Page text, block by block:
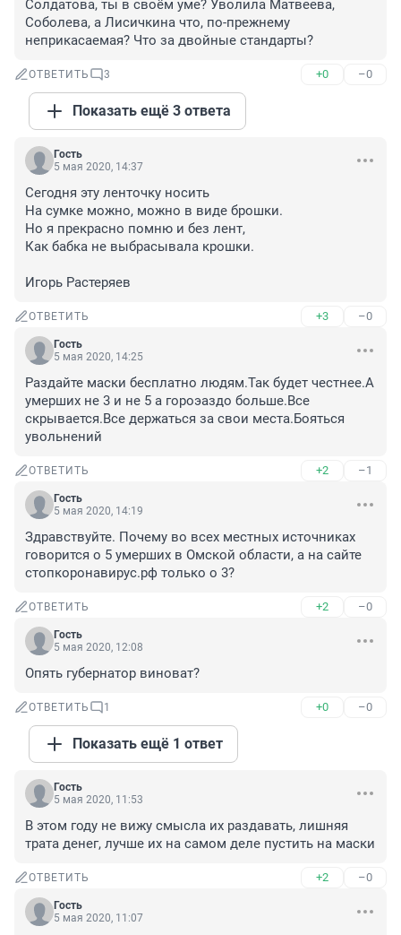
Солдатова, ты в своём уме? Уволила Матвеева,
Соболева, а Лисичкина что, по-прежнему
неприкасаемая? Что за двойные стандарты?
ОТВЕТИТЬ 3 +0 –0
Показать ещё 3 ответа
Гость
5 мая 2020, 14:37
Сегодня эту ленточку носить
На сумке можно, можно в виде брошки.
Но я прекрасно помню и без лент,
Как бабка не выбрасывала крошки.
Игорь Растеряев
ОТВЕТИТЬ +3 –0
Гость
5 мая 2020, 14:25
Раздайте маски бесплатно людям.Так будет честнее.А
умерших не 3 и не 5 а гороэаздо больше.Все
скрывается.Все держаться за свои места.Бояться
увольнений
ОТВЕТИТЬ +2 –1
Гость
5 мая 2020, 14:19
Здравствуйте. Почему во всех местных источниках
говорится о 5 умерших в Омской области, а на сайте
стопкоронавирус.рф только о 3?
ОТВЕТИТЬ +2 –0
Гость
5 мая 2020, 12:08
Опять губернатор виноват?
ОТВЕТИТЬ 1 +0 –0
Показать ещё 1 ответ
Гость
5 мая 2020, 11:53
В этом году не вижу смысла их раздавать, лишняя
трата денег, лучше их на самом деле пустить на маски
ОТВЕТИТЬ +2 –0
Гость
5 мая 2020, 11:07